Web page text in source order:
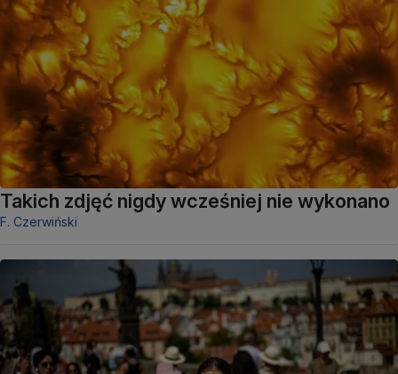
Takich zdjęć nigdy wcześniej nie wykonano
F. Czerwiński